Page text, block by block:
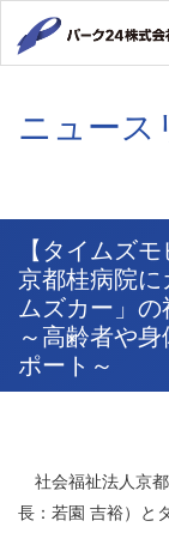
ニュース
【タイムズ
京都桂病院
ムズカー」
～高齢者や
ポート～
社会福祉法人京
長：若園 吉裕）と